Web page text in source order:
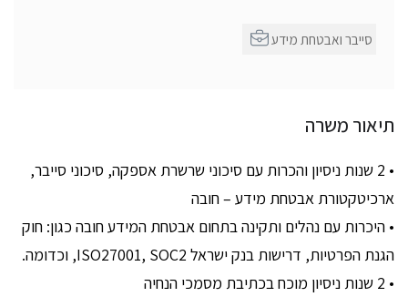
תיאור משרה
• 2 שנות ניסיון והכרות עם סיכוני שרשרת אספקה, סיכוני סייבר,
ארכיטקטורת אבטחת מידע – חובה
• היכרות עם נהלים ותקינה בתחום אבטחת המידע חובה כגון: חוק
הגנת הפרטיות, דרישות בנק ישראל ISO27001, SOC2, וכדומה.
• 2 שנות ניסיון מוכח בכתיבת מסמכי הנחיה